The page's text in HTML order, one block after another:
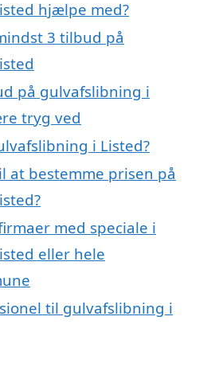
hjælpe med?
3 tilbud på
på gulvafslibning i
tryg ved
i Listed?
at bestemme prisen på
med speciale i
eller hele
til gulvafslibning i